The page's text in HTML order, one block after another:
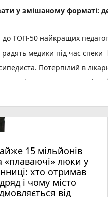
у змішаному форматі:
ТОП-50 найкращих
медики під час спеки
Потерпілий в
спалили 10 тонн сіна
рекорд
водій загинув під власним
вісім градусів та
На що підуть ці
відбили 261 атаку за добу
15 мільйонів
«плаваючі» люки у
хто отримав
і чому місто
від